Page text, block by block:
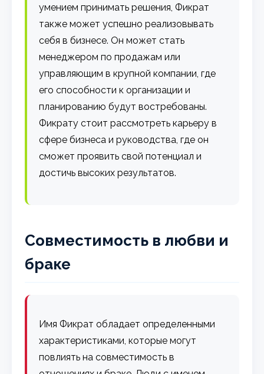
умением принимать решения, Фикрат
также может успешно реализовывать
себя в бизнесе. Он может стать
менеджером по продажам или
управляющим в крупной компании, где
его способности к организации и
планированию будут востребованы.
Фикрату стоит рассмотреть карьеру в
сфере бизнеса и руководства, где он
сможет проявить свой потенциал и
достичь высоких результатов.
Совместимость в любви и
браке
Имя Фикрат обладает определенными
характеристиками, которые могут
повлиять на совместимость в